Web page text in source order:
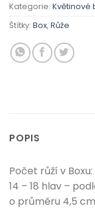
Kategorie: Květinové
Štítky: Box, Růže
POPIS
Počet růží v Boxu:
14 – 18 hlav –
o průměru 4,5